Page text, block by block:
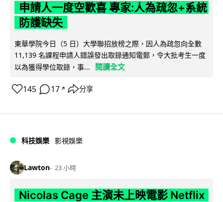
申請人一度空歡喜 專家:人為疏忽+系統
防護缺失
東華學院今日（5 日）大學聯招放榜之際，因人為疏忽向全數
11,139 名課程申請人錯誤發出取錄通知電郵，令大批考生一度
以為獲得學位取錄，事...
閱讀全文
145 17 ↗ 分享
科技娛樂 影視娛樂
Lawton 23 小時
Nicolas Cage 主演未上映電影 Netflix